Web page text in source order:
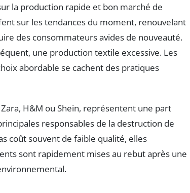
la production rapide et bon marché de
sur les tendances du moment, renouvelant
des consommateurs avides de nouveauté.
une production textile excessive. Les
abordable se cachent des pratiques
H&M ou Shein, représentent une part
responsables de la destruction de
coût souvent de faible qualité, elles
sont rapidement mises au rebut après une